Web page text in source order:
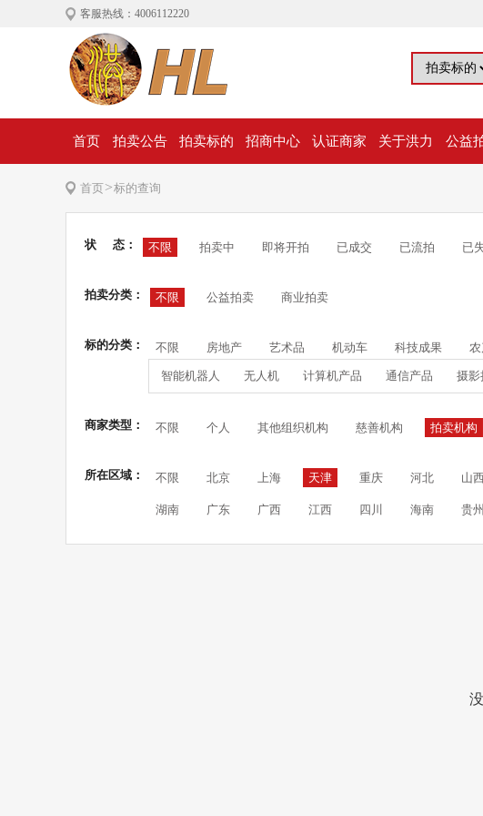
客服热线：4006112220
首页 拍卖公告 拍卖标的 招商中心 认证商家 关于洪力 公益
首页>标的查询
状 态： 不限 拍卖中 即将开拍 已成交 已流拍 已
拍卖分类： 不限 公益拍卖 商业拍卖
标的分类： 不限 房地产 艺术品 机动车 科技成果 农
智能机器人 无人机 计算机产品 通信产品 摄影
商家类型： 不限 个人 其他组织机构 慈善机构 拍卖机构
所在区域： 不限 北京 上海 天津 重庆 河北 山
湖南 广东 广西 江西 四川 海南 贵州